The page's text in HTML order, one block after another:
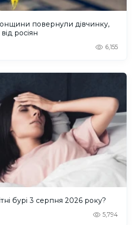
повернули дівчинку,
росіян
6,155
бурі 3 серпня 2026 року?
5,794